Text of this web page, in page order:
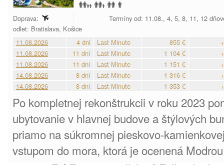
Doprava:
Termíny od: 11.08., 4, 5, 8, 11, 12
odlet: Bratislava, Košice
11.08.2026
4 dni Last Minute 855 €
11.08.2026
11 dní Last Minute 1 104 €
11.08.2026
11 dní Last Minute 1 151 €
14.08.2026
8 dní Last Minute 1 316 €
14.08.2026
8 dní Last Minute 1 353 €
Po kompletnej rekonštrukcii v roku 2023
ubytovanie v hlavnej budove a štýlových
priamo na súkromnej pieskovo-
vstupom do mora, ktorá je ocenená